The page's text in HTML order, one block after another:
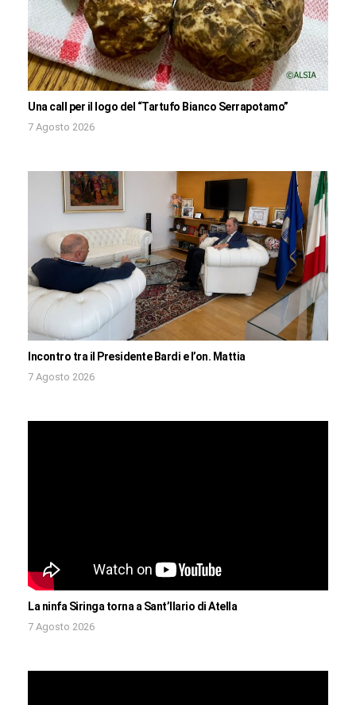
Una call per il logo del “Tartufo Bianco Serrapotamo”
7 Agosto 2026
Incontro tra il Presidente Bardi e l’on. Mattia
7 Agosto 2026
La ninfa Siringa torna a Sant’Ilario di Atella
7 Agosto 2026